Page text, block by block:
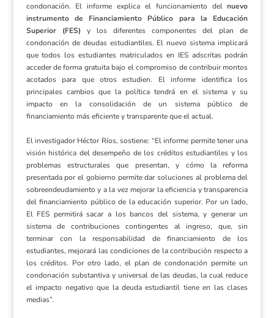
condonación. El informe explica el funcionamiento delnuevo
instrumento de Financiamiento Público para la Educación
Superior (FES) y los diferentes componentes del plan de
condonación de deudas estudiantiles. El nuevo sistema implicará
que todos los estudiantes matriculados en IES adscritas podrán
acceder de forma gratuita bajo el compromiso de contribuir montos
acotados para que otros estudien. El informe identifica los
principales cambios que la política tendrá en el sistema y su
impacto en la consolidación de un sistema público de
financiamiento más eficiente y transparente que el actual.
El investigador Héctor Ríos, sostiene: “El informe permite tener una
visión histórica del desempeño de los créditos estudiantiles y los
problemas estructurales que presentan, y cómo la reforma
presentada por el gobierno permite dar soluciones al problema del
sobreendeudamiento y a la vez mejorar la eficiencia y transparencia
del financiamiento público de la educación superior. Por un lado,
El FES permitirá sacar a los bancos del sistema, y generar un
sistema de contribuciones contingentes al ingreso, que, sin
terminar con la responsabilidad de financiamiento de los
estudiantes, mejorará las condiciones de la contribución respecto a
los créditos. Por otro lado, el plan de condonación permite un
condonación substantiva y universal de las deudas, la cual reduce
el impacto negativo que la deuda estudiantil tiene en las clases
medias”.